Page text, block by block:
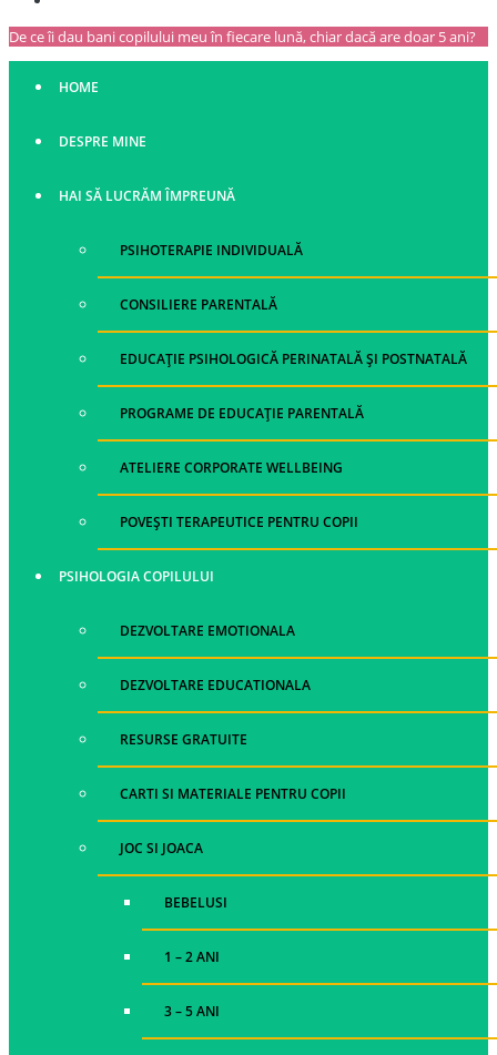
De ce îi dau bani copilului meu în fiecare lună, chiar dacă are doar 5 ani?
HOME
DESPRE MINE
HAI SĂ LUCRĂM ÎMPREUNĂ
PSIHOTERAPIE INDIVIDUALĂ
CONSILIERE PARENTALĂ
EDUCAȚIE PSIHOLOGICĂ PERINATALĂ ȘI POSTNATALĂ
PROGRAME DE EDUCAȚIE PARENTALĂ
ATELIERE CORPORATE WELLBEING
POVEȘTI TERAPEUTICE PENTRU COPII
PSIHOLOGIA COPILULUI
DEZVOLTARE EMOTIONALA
DEZVOLTARE EDUCATIONALA
RESURSE GRATUITE
CARTI SI MATERIALE PENTRU COPII
JOC SI JOACA
BEBELUSI
1 – 2 ANI
3 – 5 ANI